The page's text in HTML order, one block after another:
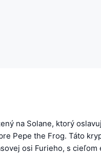
na Solane, ktorý
Pepe the Frog. Táto
osi Furieho, s